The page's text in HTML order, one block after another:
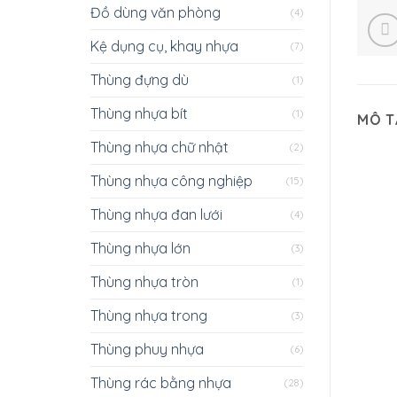
Đồ dùng văn phòng (4)
Kệ dụng cụ, khay nhựa (7)
Thùng đựng dù (1)
Thùng nhựa bít (1)
Thùng nhựa chữ nhật (2)
Thùng nhựa công nghiệp (15)
Thùng nhựa đan lưới (4)
Thùng nhựa lớn (3)
Thùng nhựa tròn (1)
Thùng nhựa trong (3)
Thùng phuy nhựa (6)
Thùng rác bằng nhựa (28)
MÔ